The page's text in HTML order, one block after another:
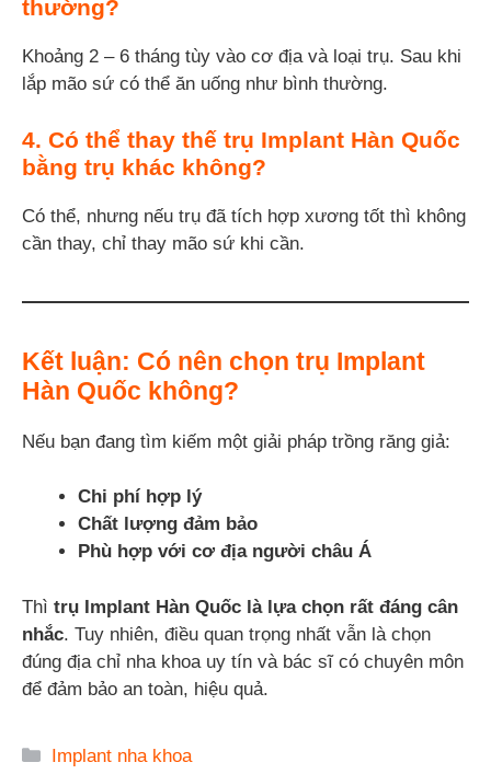
thường?
Khoảng 2 – 6 tháng tùy vào cơ địa và loại trụ. Sau khi
lắp mão sứ có thể ăn uống như bình thường.
4. Có thể thay thế trụ Implant Hàn Quốc
bằng trụ khác không?
Có thể, nhưng nếu trụ đã tích hợp xương tốt thì không
cần thay, chỉ thay mão sứ khi cần.
Kết luận: Có nên chọn trụ Implant
Hàn Quốc không?
Nếu bạn đang tìm kiếm một giải pháp trồng răng giả:
Chi phí hợp lý
Chất lượng đảm bảo
Phù hợp với cơ địa người châu Á
Thì trụ Implant Hàn Quốc là lựa chọn rất đáng cân
nhắc. Tuy nhiên, điều quan trọng nhất vẫn là chọn
đúng địa chỉ nha khoa uy tín và bác sĩ có chuyên môn
để đảm bảo an toàn, hiệu quả.
Danh
Implant nha khoa